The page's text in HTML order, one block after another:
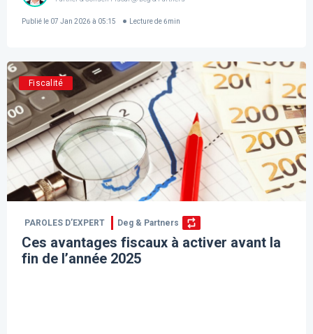
Publié le 07 Jan 2026 à 05:15 Lecture de 6min
Fiscalité
PAROLES D’EXPERT Deg & Partners
Ces avantages fiscaux à activer avant la
fin de l’année 2025